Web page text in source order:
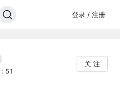
登录 / 注册
51
关 注